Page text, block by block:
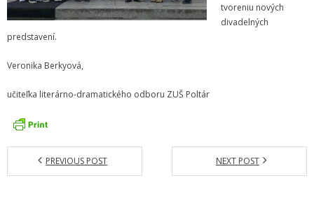
- - Zriaďovacia listina ZUŠ Poltár
- - Zoznam platných vnútorných predpisov
- - Dodatok č.1, č.2 k ZL ZUŠ Poltár
- - Pedagogická rada
- Verejné obstarávanie
- - Plán verejného obstarávania
tvoreniu nových
divadelných
predstavení.
Veronika Berkyová,
učiteľka literárno-dramatického odboru ZUŠ Poltár
PREVIOUS POST NEXT POST